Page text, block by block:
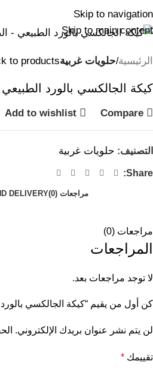
Skip to navigation
Skip to main content
الرئيسية حلويات غربيةto products
كيكة الجالكسي بالورد الطبيعي
Compare
Add to wishlist
التصنيف: حلويات غربية
Share:
مراجعات (0) DELIVERY
مراجعات (0)
المراجعات
لا توجد مراجعات بعد.
كن أول من يقيم “كيكة الجالكسي
لن يتم نشر عنوان بريدك الإلكتروني.
تقييمك *